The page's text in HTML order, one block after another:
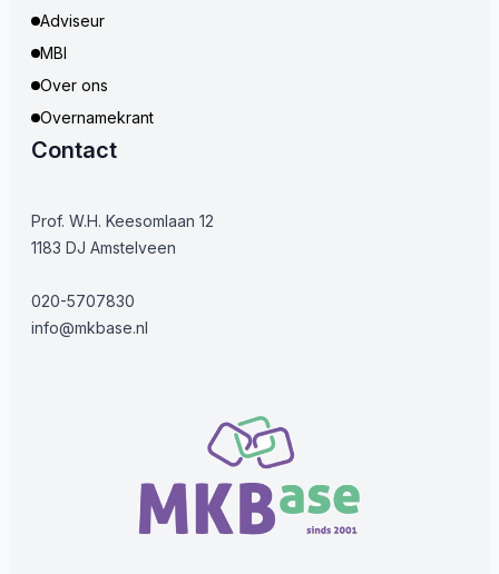
Adviseur
MBI
Over ons
Overnamekrant
Contact
Prof. W.H. Keesomlaan 12
1183 DJ Amstelveen
020-5707830
info@mkbase.nl